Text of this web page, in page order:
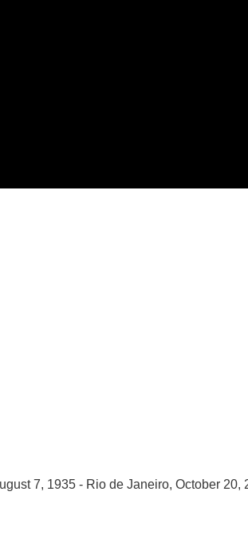
7, 1935 - Rio de Janeiro, October 20,